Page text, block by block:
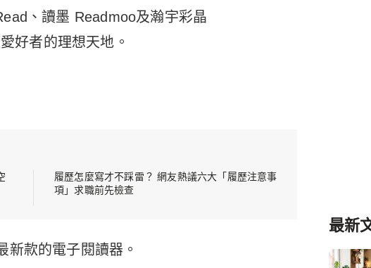
、讀墨 Readmoo及瀚宇彩晶
好者的理想天地。
履歷怎麼寫才不踩雷？ 網友熱議六大「履歷注意事
項」求職前先檢查
新款的電子閱讀器。
最新